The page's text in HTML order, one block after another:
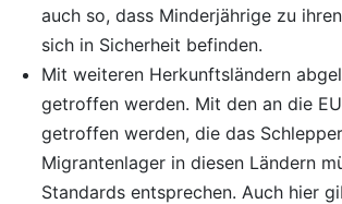
auch so, dass Minderjährige zu
sich in Sicherheit befinden.
Mit weiteren Herkunftsländern
getroffen werden. Mit den an die
getroffen werden, die das
Migrantenlager in diesen Ländern
Standards entsprechen. Auch hier